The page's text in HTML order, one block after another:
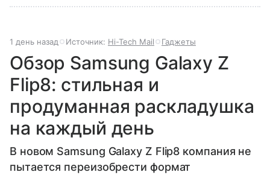
1 день назад Источник: Hi-Tech Mail Гаджеты
Обзор Samsung Galaxy Z
Flip8: стильная и
продуманная раскладушка
на каждый день
В новом Samsung Galaxy Z Flip8 компания не
пытается переизобрести формат